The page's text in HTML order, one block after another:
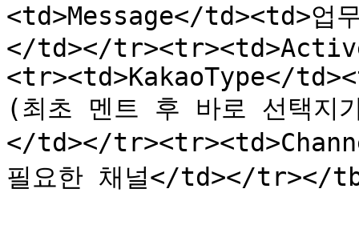
<td>Message</td><td>업
</td></
<tr><td>KakaoType</
(최초 멘트 후 바로 선택
</td></
필요한 채널</td></tr></